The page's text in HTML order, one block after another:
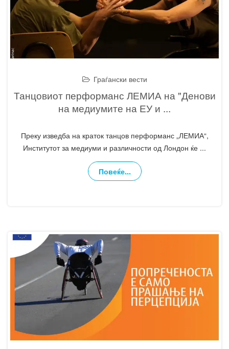
Граѓански вести
Танцовиот перформанс ЛЕМИА на "Денови
на медиумите на ЕУ и ...
Преку изведба на краток танцов перформанс „ЛЕМИА“,
Институтот за медиуми и различности од Лондон ќе ...
Повеќе...